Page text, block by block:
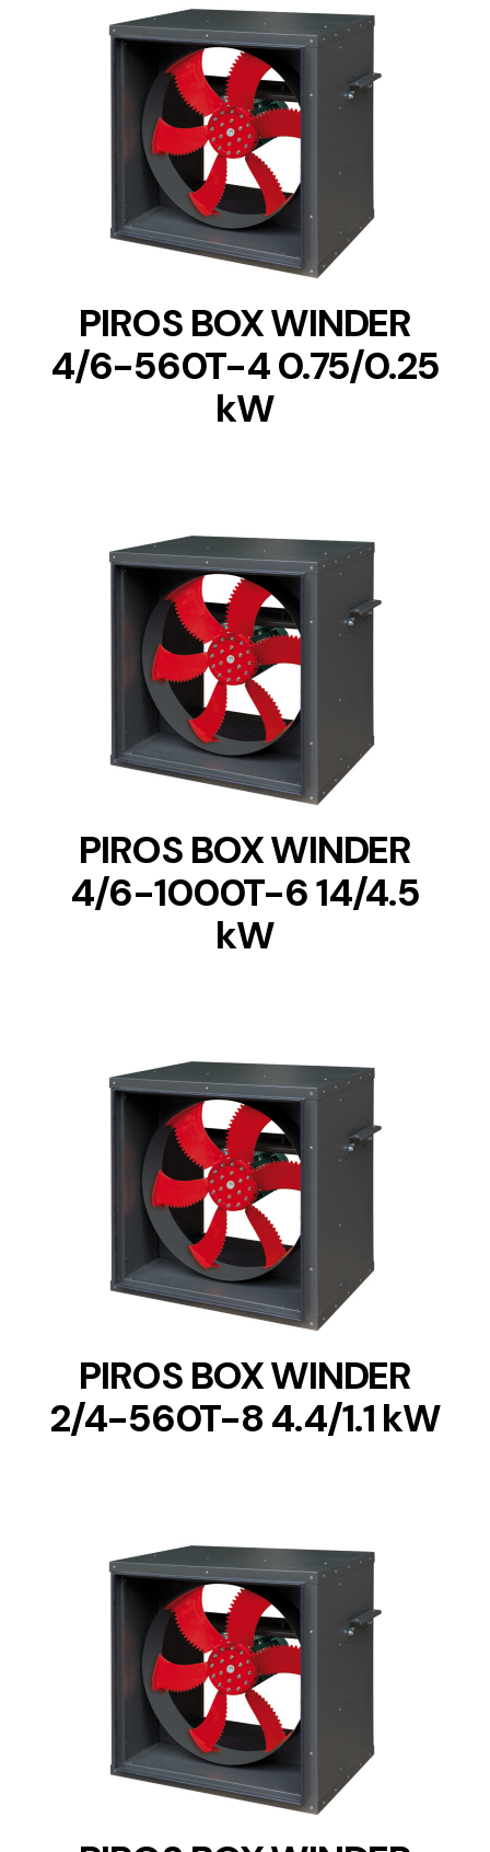
DETAILS
PIROS BOX WINDER
4/6-560T-4 0.75/0.25
kW
DETAILS
PIROS BOX WINDER
4/6-1000T-6 14/4.5
kW
DETAILS
PIROS BOX WINDER
2/4-560T-8 4.4/1.1 kW
DETAILS